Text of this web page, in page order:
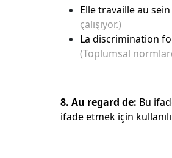
Elle travaille au
çalışıyor.)
La discrimination
(Toplumsal
8. Au regard de: Bu
ifade etmek için